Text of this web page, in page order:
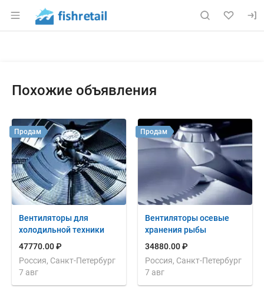
Раздел навигации по сайту fishretail.ru
Похожие объявления
Вентиляторы для
холодильной техники
47770.00 ₽
Россия, Санкт-Петербург
7 авг
Продам
Вентиляторы осевые
хранения рыбы
34880.00 ₽
Россия, Санкт-Петербург
7 авг
Продам